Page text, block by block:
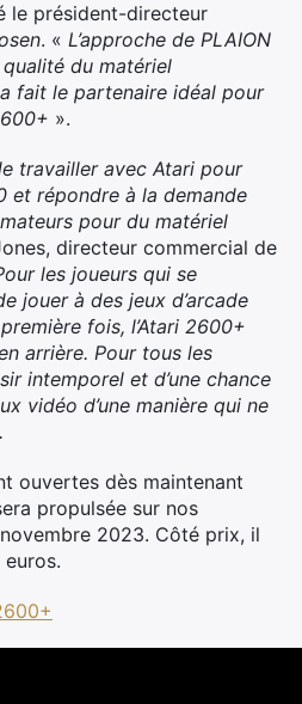
le président-directeur
. « L’approche de PLAION
du matériel
fait le partenaire idéal pour
».
travailler avec Atari pour
et répondre à la demande
pour du matériel
directeur commercial de
les joueurs qui se
jouer à des jeux d’arcade
fois, l’Atari 2600+
arrière. Pour tous les
intemporel et d’une chance
vidéo d’une manière qui ne
ouvertes dès maintenant
propulsée sur nos
2023. Côté prix, il